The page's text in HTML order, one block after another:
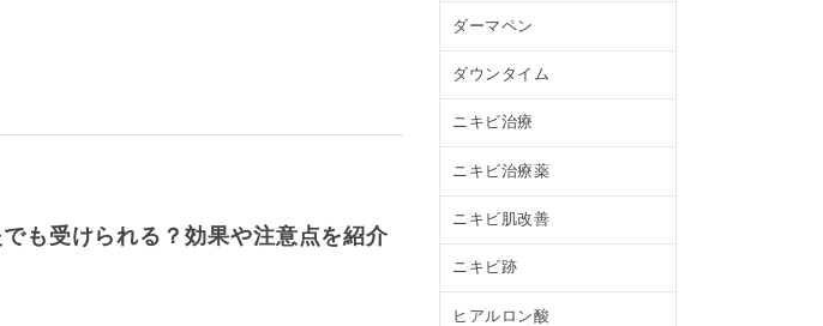
も受けられる？効果や注意点を紹介
ダーマペン
ダウンタイム
ニキビ治療
ニキビ治療薬
ニキビ肌改善
ニキビ跡
ヒアルロン酸